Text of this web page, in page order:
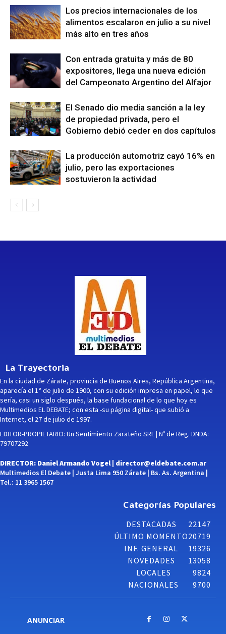
Los precios internacionales de los
alimentos escalaron en julio a su nivel
más alto en tres años
Con entrada gratuita y más de 80
expositores, llega una nueva edición
del Campeonato Argentino del Alfajor
El Senado dio media sanción a la ley
de propiedad privada, pero el
Gobierno debió ceder en dos capítulos
La producción automotriz cayó 16% en
julio, pero las exportaciones
sostuvieron la actividad
La Trayectoria
En la ciudad de Zárate, provincia de Buenos Aires, República Argentina,
aparecía el 1° de julio de 1900, con su edición impresa en papel, lo que
sería, casi un siglo después, la base fundacional de lo que hoy es
Multimedios EL DEBATE; con esta -su página digital- que subió a
Internet, el 27 de julio de 1997.
EDITOR-PROPIETARIO: Un Sentimiento Zarateño SRL | Nº de Reg. DNDA:
79707292
DIRECTOR: Daniel Armando Vogel | director@eldebate.com.ar
Multimedios El Debate | Justa Lima 950 Zárate | Bs. As. Argentina |
Tel.: 11 3965 1567
Categorías Populares
DESTACADAS
22147
ÚLTIMO MOMENTO20719
INF. GENERAL
19326
NOVEDADES
13058
LOCALES
9824
NACIONALES
9700
ANUNCIAR